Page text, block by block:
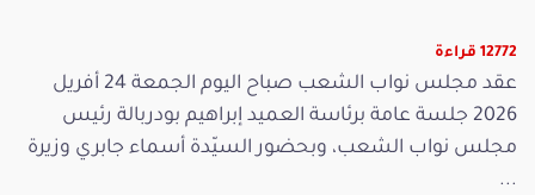
12772 قراءة
عقد مجلس نواب الشعب صباح اليوم الجمعة 24 أفريل
2026 جلسة عامة برئاسة العميد إبراهيم بودربالة رئيس
مجلس نواب الشعب، وبحضور السيّدة أسماء جابري وزيرة
...